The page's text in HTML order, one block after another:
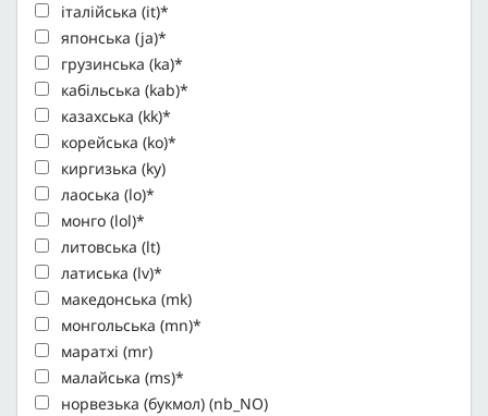
італійська (it)*
японська (ja)*
грузинська (ka)*
кабільська (kab)*
казахська (kk)*
корейська (ko)*
киргизька (ky)
лаоська (lo)*
монго (lol)*
литовська (lt)
латиська (lv)*
македонська (mk)
монгольська (mn)*
маратхі (mr)
малайська (ms)*
норвезька (букмол) (nb_NO)